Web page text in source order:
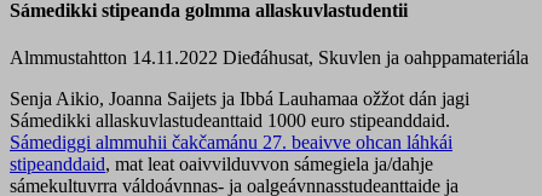
Sámedikki stipeanda golmma allaskuvlastudentii
Almmustahtton 14.11.2022 Dieđáhusat, Skuvlen ja oahppamateriála
Senja Aikio, Joanna Saijets ja Ibbá Lauhamaa ožžot dán jagi
Sámedikki allaskuvlastudeanttaid 1000 euro stipeanddaid.
Sámediggi almmuhii čakčamánu 27. beaivve ohcan láhkái
stipeanddaid, mat leat oaivvilduvvon sámegiela ja/dahje
sámekultuvrra váldoávnnas- ja oalgeávnnasstudeanttaide ja